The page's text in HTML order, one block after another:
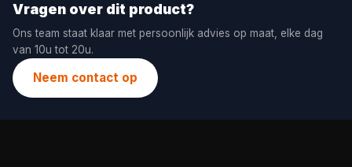
Vragen over dit product?
Ons team staat klaar met persoonlijk advies op maat, elke dag
van 10u tot 20u.
Neem contact op